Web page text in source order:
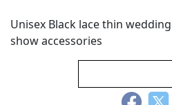
Unisex Black lace thin
show accessories